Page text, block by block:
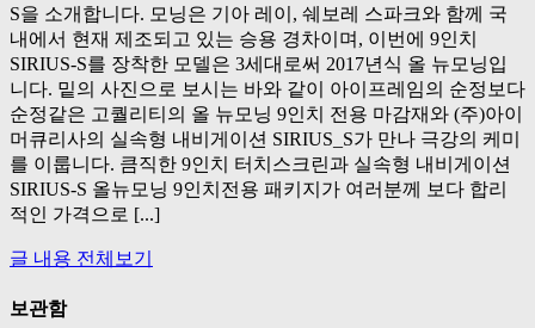
S을 소개합니다. 모닝은 기아 레이, 쉐보레 스파크와 함께 국
내에서 현재 제조되고 있는 승용 경차이며, 이번에 9인치
SIRIUS-S를 장착한 모델은 3세대로써 2017년식 올 뉴모닝입
니다. 밑의 사진으로 보시는 바와 같이 아이프레임의 순정보다
순정같은 고퀄리티의 올 뉴모닝 9인치 전용 마감재와 (주)아이
머큐리사의 실속형 내비게이션 SIRIUS_S가 만나 극강의 케미
를 이룹니다. 큼직한 9인치 터치스크린과 실속형 내비게이션
SIRIUS-S 올뉴모닝 9인치전용 패키지가 여러분께 보다 합리
적인 가격으로 [...]
글 내용 전체보기
보관함